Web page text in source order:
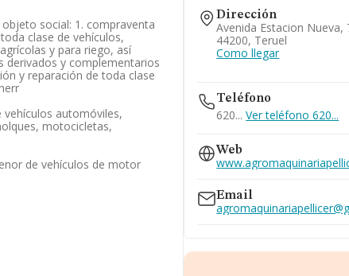
social: 1. compraventa
clase de vehículos,
y para riego, así
y complementarios
y reparación de toda clase
automóviles,
motocicletas,
de vehículos de motor
Dirección
Avenida Estacion Nueva,
44200, Teruel
Como llegar
Teléfono
620...Ver teléfono 620...
Web
Email